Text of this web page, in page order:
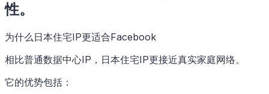
性。
为什么日本住宅IP更适合Facebook
相比普通数据中心IP，日本住宅IP更接近真实家庭网络。
它的优势包括：